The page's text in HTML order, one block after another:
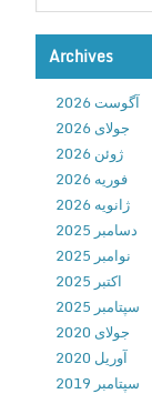
Archives
آگوست 2026
جولای 2026
ژوئن 2026
فوریه 2026
ژانویه 2026
دسامبر 2025
نوامبر 2025
اکتبر 2025
سپتامبر 2025
جولای 2020
آوریل 2020
سپتامبر 2019